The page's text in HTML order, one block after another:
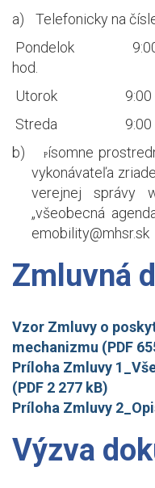
a)
Telefonicky na
Pondelok
hod.
Utorok
9:00
Streda
9:00
b) Písomne
vykonávateľa
verejnej správy
„všeobecná
emobility@mhsr.sk
Zmluvná
Vzor Zmluvy o
mechanizmu (PDF
Príloha Zmluvy
(PDF 2 277 kB)
Príloha Zmluvy
Výzva